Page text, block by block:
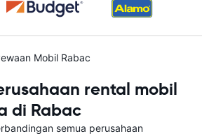
Mobil Rabac
rental mobil
di Rabac
semua perusahaan